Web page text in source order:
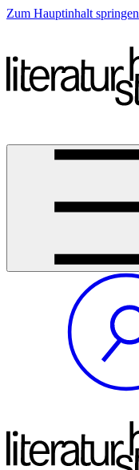
Zum Hauptinhalt springen